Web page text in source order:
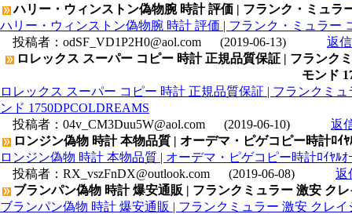
ハリー・ウィンストン偽物腕 時計 評価 | フランク・ミュラ
ハリー・ウィンストン偽物腕 時計 評価 | フランク・ミュラー
投稿者： odSF_VD1P2H0@aol.com (2019-06-13)
返信
ロレックス スーパー コピー 時計 正規品質保証 | フラン
モンド
ロレックス スーパー コピー 時計 正規品質保証 | フランクミ
ンド 1750DPCOLDREAMS
投稿者： 04v_CM3Duu5W@aol.com (2019-06-10)
返
ロンジン偽物 時計 本物品質 | オーデマ・ピゲコピー時計ﾛｲﾔ
ロンジン偽物 時計 本物品質 | オーデマ・ピゲコピー時計ﾛｲﾔﾙｵ
投稿者： RX_vszFnDX@outlook.com (2019-06-08)
返
ブランパン偽物 時計 爆安通販 | フランクミュラー 激安 ク
ブランパン偽物 時計 爆安通販 | フランクミュラー 激安 クレ